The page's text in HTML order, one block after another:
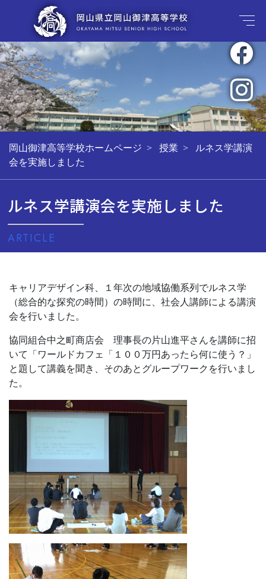
岡山御津高等学校ホームページ 授業
ルネス学講演
会を実施しました
ルネス学講演会を実施しました
ARTICLE
キャリアデザイン科、１年次の地域協働系列でルネス学
（総合的な探究の時間）の時間に、社会人講師による講演
会を行いました。
協同組合中之町商店会 理事長の片山進平さんを講師に招
いて「ワールドカフェ「１００万円あったら何に使う？」
と題して講義を聞き、そのあとグループワークを行いまし
た。